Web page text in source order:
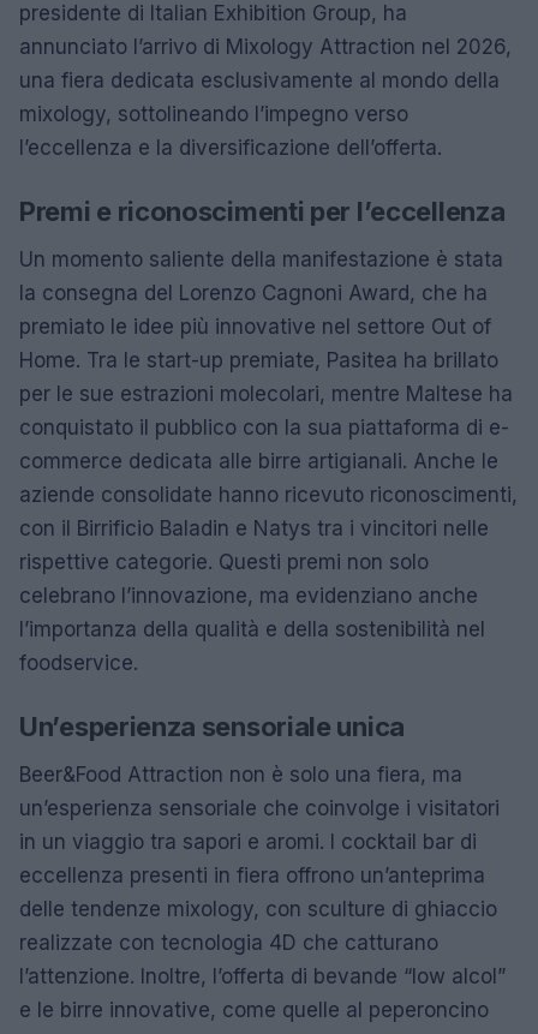
presidente di Italian Exhibition Group, ha
annunciato l’arrivo di Mixology Attraction nel 2026,
una fiera dedicata esclusivamente al mondo della
mixology, sottolineando l’impegno verso
l’eccellenza e la diversificazione dell’offerta.
Premi e riconoscimenti per l’eccellenza
Un momento saliente della manifestazione è stata
la consegna del Lorenzo Cagnoni Award, che ha
premiato le idee più innovative nel settore Out of
Home. Tra le start-up premiate, Pasitea ha brillato
per le sue estrazioni molecolari, mentre Maltese ha
conquistato il pubblico con la sua piattaforma di e-
commerce dedicata alle birre artigianali. Anche le
aziende consolidate hanno ricevuto riconoscimenti,
con il Birrificio Baladin e Natys tra i vincitori nelle
rispettive categorie. Questi premi non solo
celebrano l’innovazione, ma evidenziano anche
l’importanza della qualità e della sostenibilità nel
foodservice.
Un’esperienza sensoriale unica
Beer&Food Attraction non è solo una fiera, ma
un’esperienza sensoriale che coinvolge i visitatori
in un viaggio tra sapori e aromi. I cocktail bar di
eccellenza presenti in fiera offrono un’anteprima
delle tendenze mixology, con sculture di ghiaccio
realizzate con tecnologia 4D che catturano
l’attenzione. Inoltre, l’offerta di bevande “low alcol”
e le birre innovative, come quelle al peperoncino